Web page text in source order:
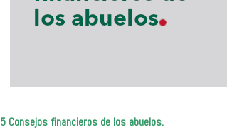
5 Consejos financieros de los abuelos.